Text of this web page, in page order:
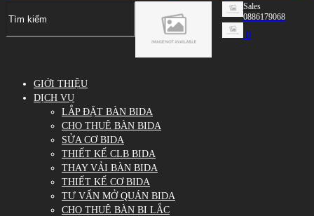
Sales
0886179068
0
GIỚI THIỆU
DỊCH VỤ
LẮP ĐẶT BÀN BIDA
CHO THUÊ BÀN BIDA
SỬA CƠ BIDA
THIẾT KẾ CLB BIDA
THAY VẢI BÀN BIDA
THIẾT KẾ CƠ BIDA
TƯ VẤN MỞ QUÁN BIDA
CHO THUÊ BÀN BI LẮC